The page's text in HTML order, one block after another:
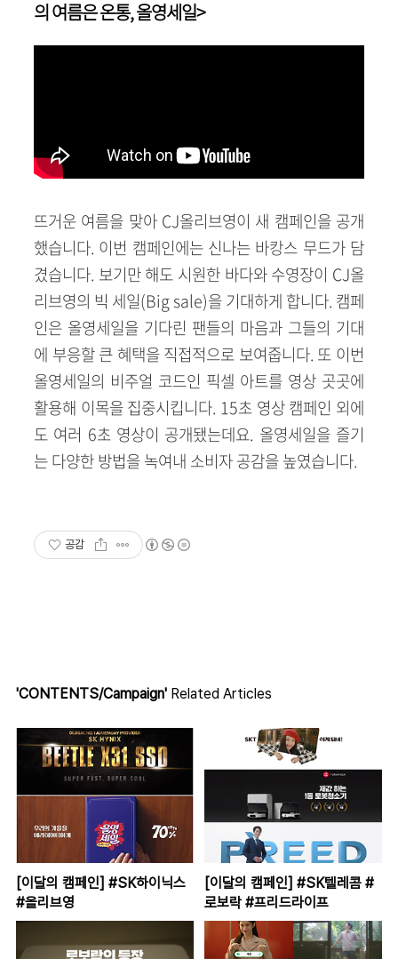
의 여름은 온통, 올영세일>
뜨거운 여름을 맞아 CJ올리브영이 새 캠페인을 공개
했습니다. 이번 캠페인에는 신나는 바캉스 무드가 담
겼습니다. 보기만 해도 시원한 바다와 수영장이 CJ올
리브영의 빅 세일(Big sale)을 기대하게 합니다. 캠페
인은 올영세일을 기다린 팬들의 마음과 그들의 기대
에 부응할 큰 혜택을 직접적으로 보여줍니다. 또 이번
올영세일의 비주얼 코드인 픽셀 아트를 영상 곳곳에
활용해 이목을 집중시킵니다. 15초 영상 캠페인 외에
도 여러 6초 영상이 공개됐는데요. 올영세일을 즐기
는 다양한 방법을 녹여내 소비자 공감을 높였습니다.
공감
'CONTENTS/Campaign' Related Articles
[이달의 캠페인] #SK하이닉스
#올리브영
[이달의 캠페인] #SK텔레콤 #
로보락 #프리드라이프